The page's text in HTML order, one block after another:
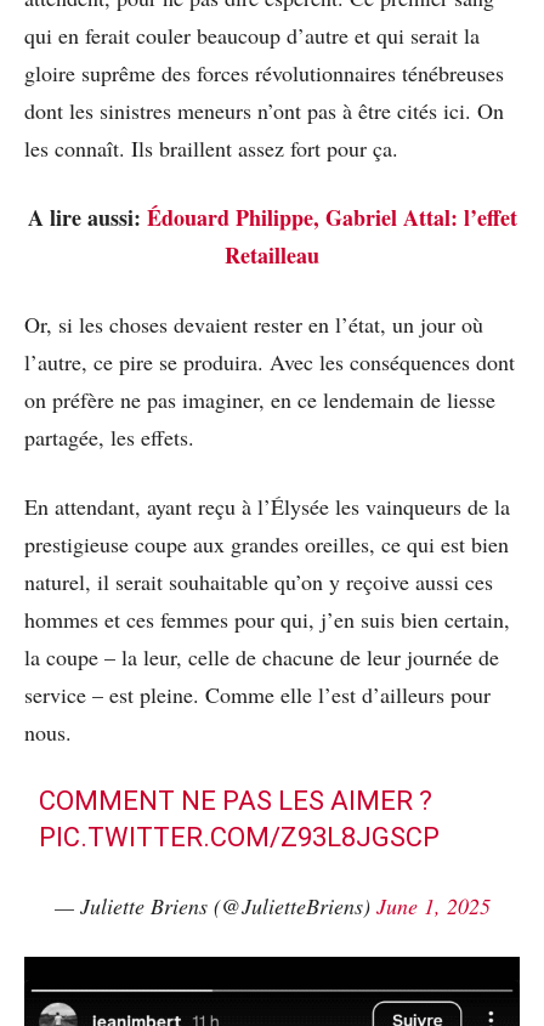
qui en ferait couler beaucoup d’autre et qui serait la
gloire suprême des forces révolutionnaires ténébreuses
dont les sinistres meneurs n’ont pas à être cités ici. On
les connaît. Ils braillent assez fort pour ça.
A lire aussi: Édouard Philippe, Gabriel Attal: l’effet
Retailleau
Or, si les choses devaient rester en l’état, un jour où
l’autre, ce pire se produira. Avec les conséquences dont
on préfère ne pas imaginer, en ce lendemain de liesse
partagée, les effets.
En attendant, ayant reçu à l’Élysée les vainqueurs de la
prestigieuse coupe aux grandes oreilles, ce qui est bien
naturel, il serait souhaitable qu’on y reçoive aussi ces
hommes et ces femmes pour qui, j’en suis bien certain,
la coupe – la leur, celle de chacune de leur journée de
service – est pleine. Comme elle l’est d’ailleurs pour
nous.
COMMENT NE PAS LES AIMER ?
PIC.TWITTER.COM/Z93L8JGSCP
— Juliette Briens (@JulietteBriens) June 1, 2025